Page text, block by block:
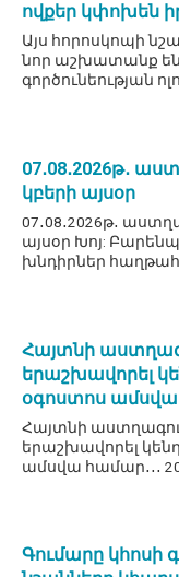
ովքեր կփոխեն
Այս հորոսկոպի
նոր աշխատանք են
գործունեության
07․08․2026թ․
կբերի այսօր
07․08․2026թ․
այսօր Խոյ:
խնդիրներ
Հայտնի
երաշխավորել
օգոստոս ամսվա
Հայտնի
երաշխավորել
ամսվա համար․․․
Գումարը կհոսի